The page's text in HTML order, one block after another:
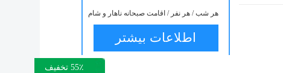
هر شب / هر نفر / اقامت صبحانه ناهار و شام
اطلاعات بیشتر
55٪ تخفیف